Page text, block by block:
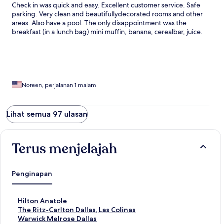
Check in was quick and easy. Excellent customer service. Safe
parking. Very clean and beautifullydecorated rooms and other
areas. Also have a pool. The only disappointment was the
breakfast (in a lunch bag) mini muffin, banana, cerealbar, juice.
Noreen, perjalanan 1 malam
Lihat semua 97 ulasan
Terus menjelajah
Penginapan
Hilton Anatole
T
a
u
The Ritz-Carlton Dallas, Las Colinas
T
a
Warwick Melrose Dallas
T